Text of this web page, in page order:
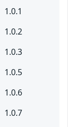
1.0.1
1.0.2
1.0.3
1.0.5
1.0.6
1.0.7